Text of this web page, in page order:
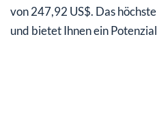
von 247,92 US$. Das
und bietet Ihnen ein